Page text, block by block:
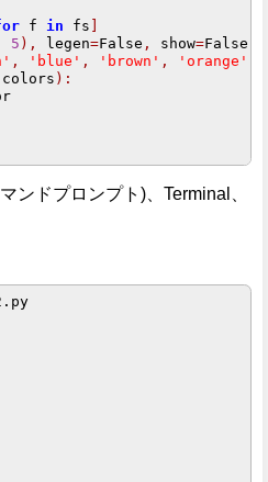
f in fs ]
5 ), legen=False , show=False
, 'blue' , 'brown' , 'orange'
colors ):
ンドプロンプト)、Terminal、